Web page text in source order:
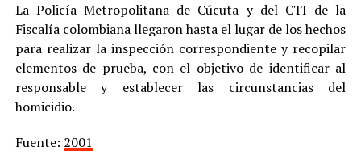
La Policía Metropolitana de Cúcuta y del CTI de la
Fiscalía colombiana llegaron hasta el lugar de los hechos
para realizar la inspección correspondiente y recopilar
elementos de prueba, con el objetivo de identificar al
responsable y establecer las circunstancias del
homicidio.
Fuente: 2001